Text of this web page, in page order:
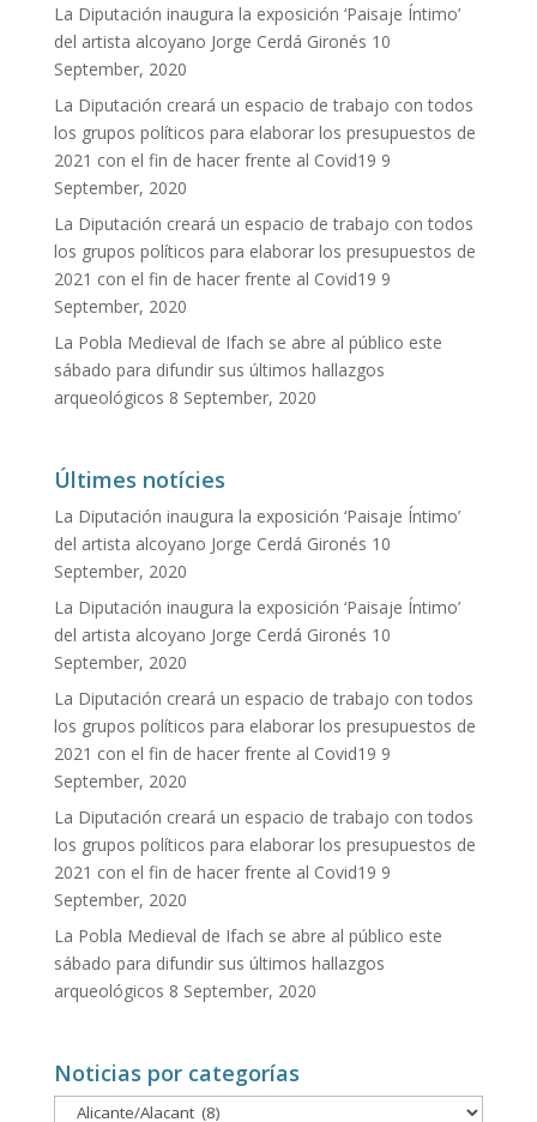
La Diputación inaugura la exposición ‘Paisaje Íntimo’
del artista alcoyano Jorge Cerdá Gironés 10
September, 2020
La Diputación creará un espacio de trabajo con todos
los grupos políticos para elaborar los presupuestos de
2021 con el fin de hacer frente al Covid19 9
September, 2020
La Diputación creará un espacio de trabajo con todos
los grupos políticos para elaborar los presupuestos de
2021 con el fin de hacer frente al Covid19 9
September, 2020
La Pobla Medieval de Ifach se abre al público este
sábado para difundir sus últimos hallazgos
arqueológicos 8 September, 2020
Últimes notícies
La Diputación inaugura la exposición ‘Paisaje Íntimo’
del artista alcoyano Jorge Cerdá Gironés 10
September, 2020
La Diputación inaugura la exposición ‘Paisaje Íntimo’
del artista alcoyano Jorge Cerdá Gironés 10
September, 2020
La Diputación creará un espacio de trabajo con todos
los grupos políticos para elaborar los presupuestos de
2021 con el fin de hacer frente al Covid19 9
September, 2020
La Diputación creará un espacio de trabajo con todos
los grupos políticos para elaborar los presupuestos de
2021 con el fin de hacer frente al Covid19 9
September, 2020
La Pobla Medieval de Ifach se abre al público este
sábado para difundir sus últimos hallazgos
arqueológicos 8 September, 2020
Noticias por categorías
Noticias